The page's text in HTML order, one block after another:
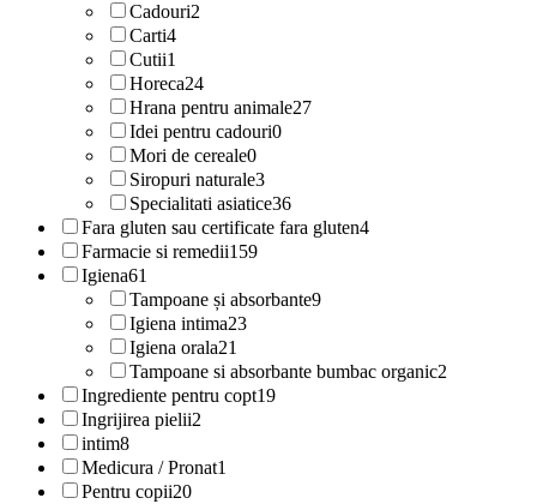
Cadouri2
Carti4
Cutii1
Horeca24
Hrana pentru animale27
Idei pentru cadouri0
Mori de cereale0
Siropuri naturale3
Specialitati asiatice36
Fara gluten sau certificate fara gluten4
Farmacie si remedii159
Igiena61
Tampoane și absorbante9
Igiena intima23
Igiena orala21
Tampoane si absorbante bumbac organic2
Ingrediente pentru copt19
Ingrijirea pielii2
intim8
Medicura / Pronat1
Pentru copii20